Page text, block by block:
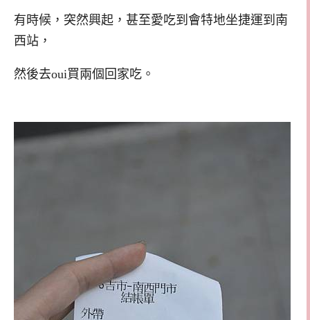
有時候，突然興起，甚至愛吃到會特地坐捷運到南
西站，
然後去oui買兩個回家吃。